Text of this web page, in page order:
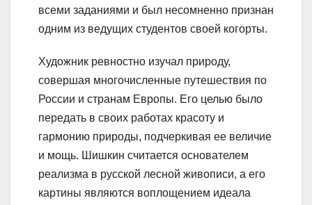
всеми заданиями и был несомненно признан
одним из ведущих студентов своей когорты.
Художник ревностно изучал природу,
совершая многочисленные путешествия по
России и странам Европы. Его целью было
передать в своих работах красоту и
гармонию природы, подчеркивая ее величие
и мощь. Шишкин считается основателем
реализма в русской лесной живописи, а его
картины являются воплощением идеала